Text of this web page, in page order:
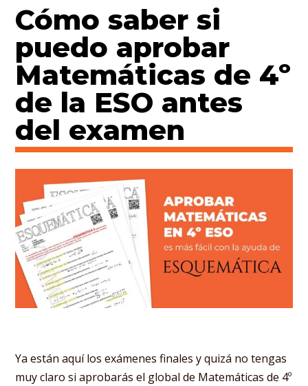
Cómo saber si
puedo aprobar
Matemáticas de 4º
de la ESO antes
del examen
Ya están aquí los exámenes finales y quizá no tengas
muy claro si aprobarás el global de Matemáticas de 4º